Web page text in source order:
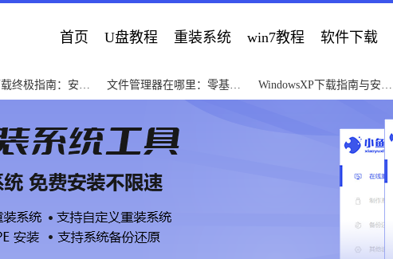
首页 U盘教程 重装系统 win7教程 软件下载
终极指南：安全
文件管理器在哪里：零基础
快速查找教程
WindowsXP下载指南与安全
安装教程2025版